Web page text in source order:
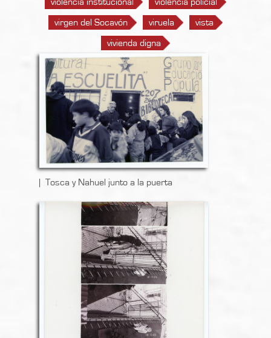
violencia institucional violencia policial
virgen del Socavón viruela vista
vivienda digna
Tosca y Nahuel junto a la puerta